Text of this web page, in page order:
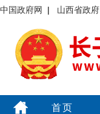
中国政府网 | 山西省政府
首页